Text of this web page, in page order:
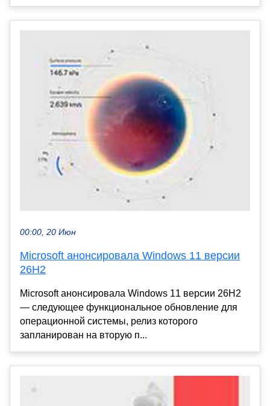
00:00, 20 Июн
Microsoft анонсировала Windows 11 версии
26H2
Microsoft анонсировала Windows 11 версии 26H2
— следующее функциональное обновление для
операционной системы, релиз которого
запланирован на вторую п...